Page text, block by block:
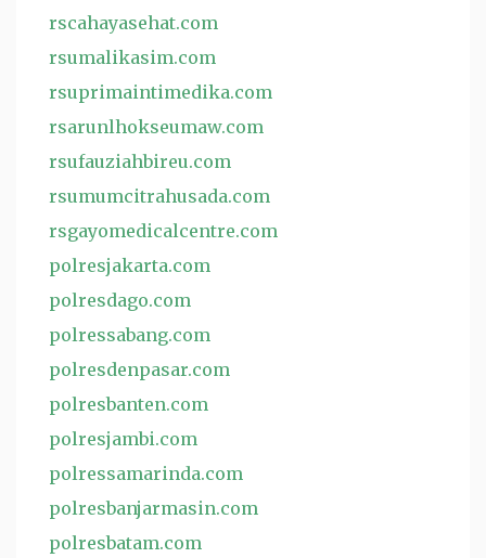
rscahayasehat.com
rsumalikasim.com
rsuprimaintimedika.com
rsarunlhokseumaw.com
rsufauziahbireu.com
rsumumcitrahusada.com
rsgayomedicalcentre.com
polresjakarta.com
polresdago.com
polressabang.com
polresdenpasar.com
polresbanten.com
polresjambi.com
polressamarinda.com
polresbanjarmasin.com
polresbatam.com